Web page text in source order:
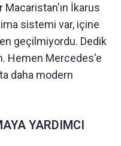
İkarus
sistemi var, içine
geçilmiyordu. Dedik
Hemen Mercedes'e
daha modern
YARDIMCI